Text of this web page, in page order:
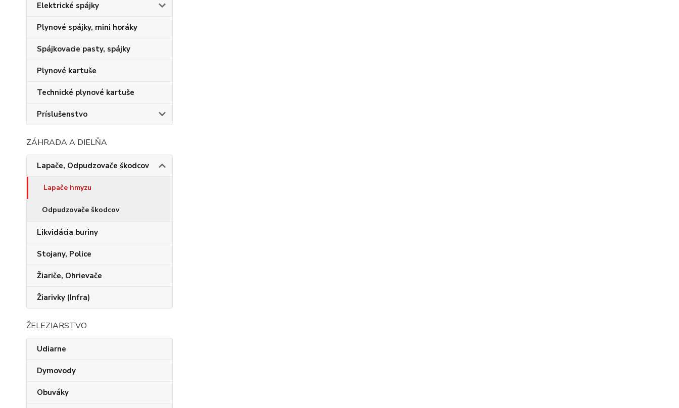
Elektrické spájky
Plynové spájky, mini horáky
Spájkovacie pasty, spájky
Plynové kartuše
Technické plynové kartuše
Príslušenstvo
ZÁHRADA A DIELŇA
Lapače, Odpudzovače škodcov
Lapače hmyzu
Odpudzovače škodcov
Likvidácia buriny
Stojany, Police
Žiariče, Ohrievače
Žiarivky (Infra)
ŽELEZIARSTVO
Udiarne
Dymovody
Obuváky